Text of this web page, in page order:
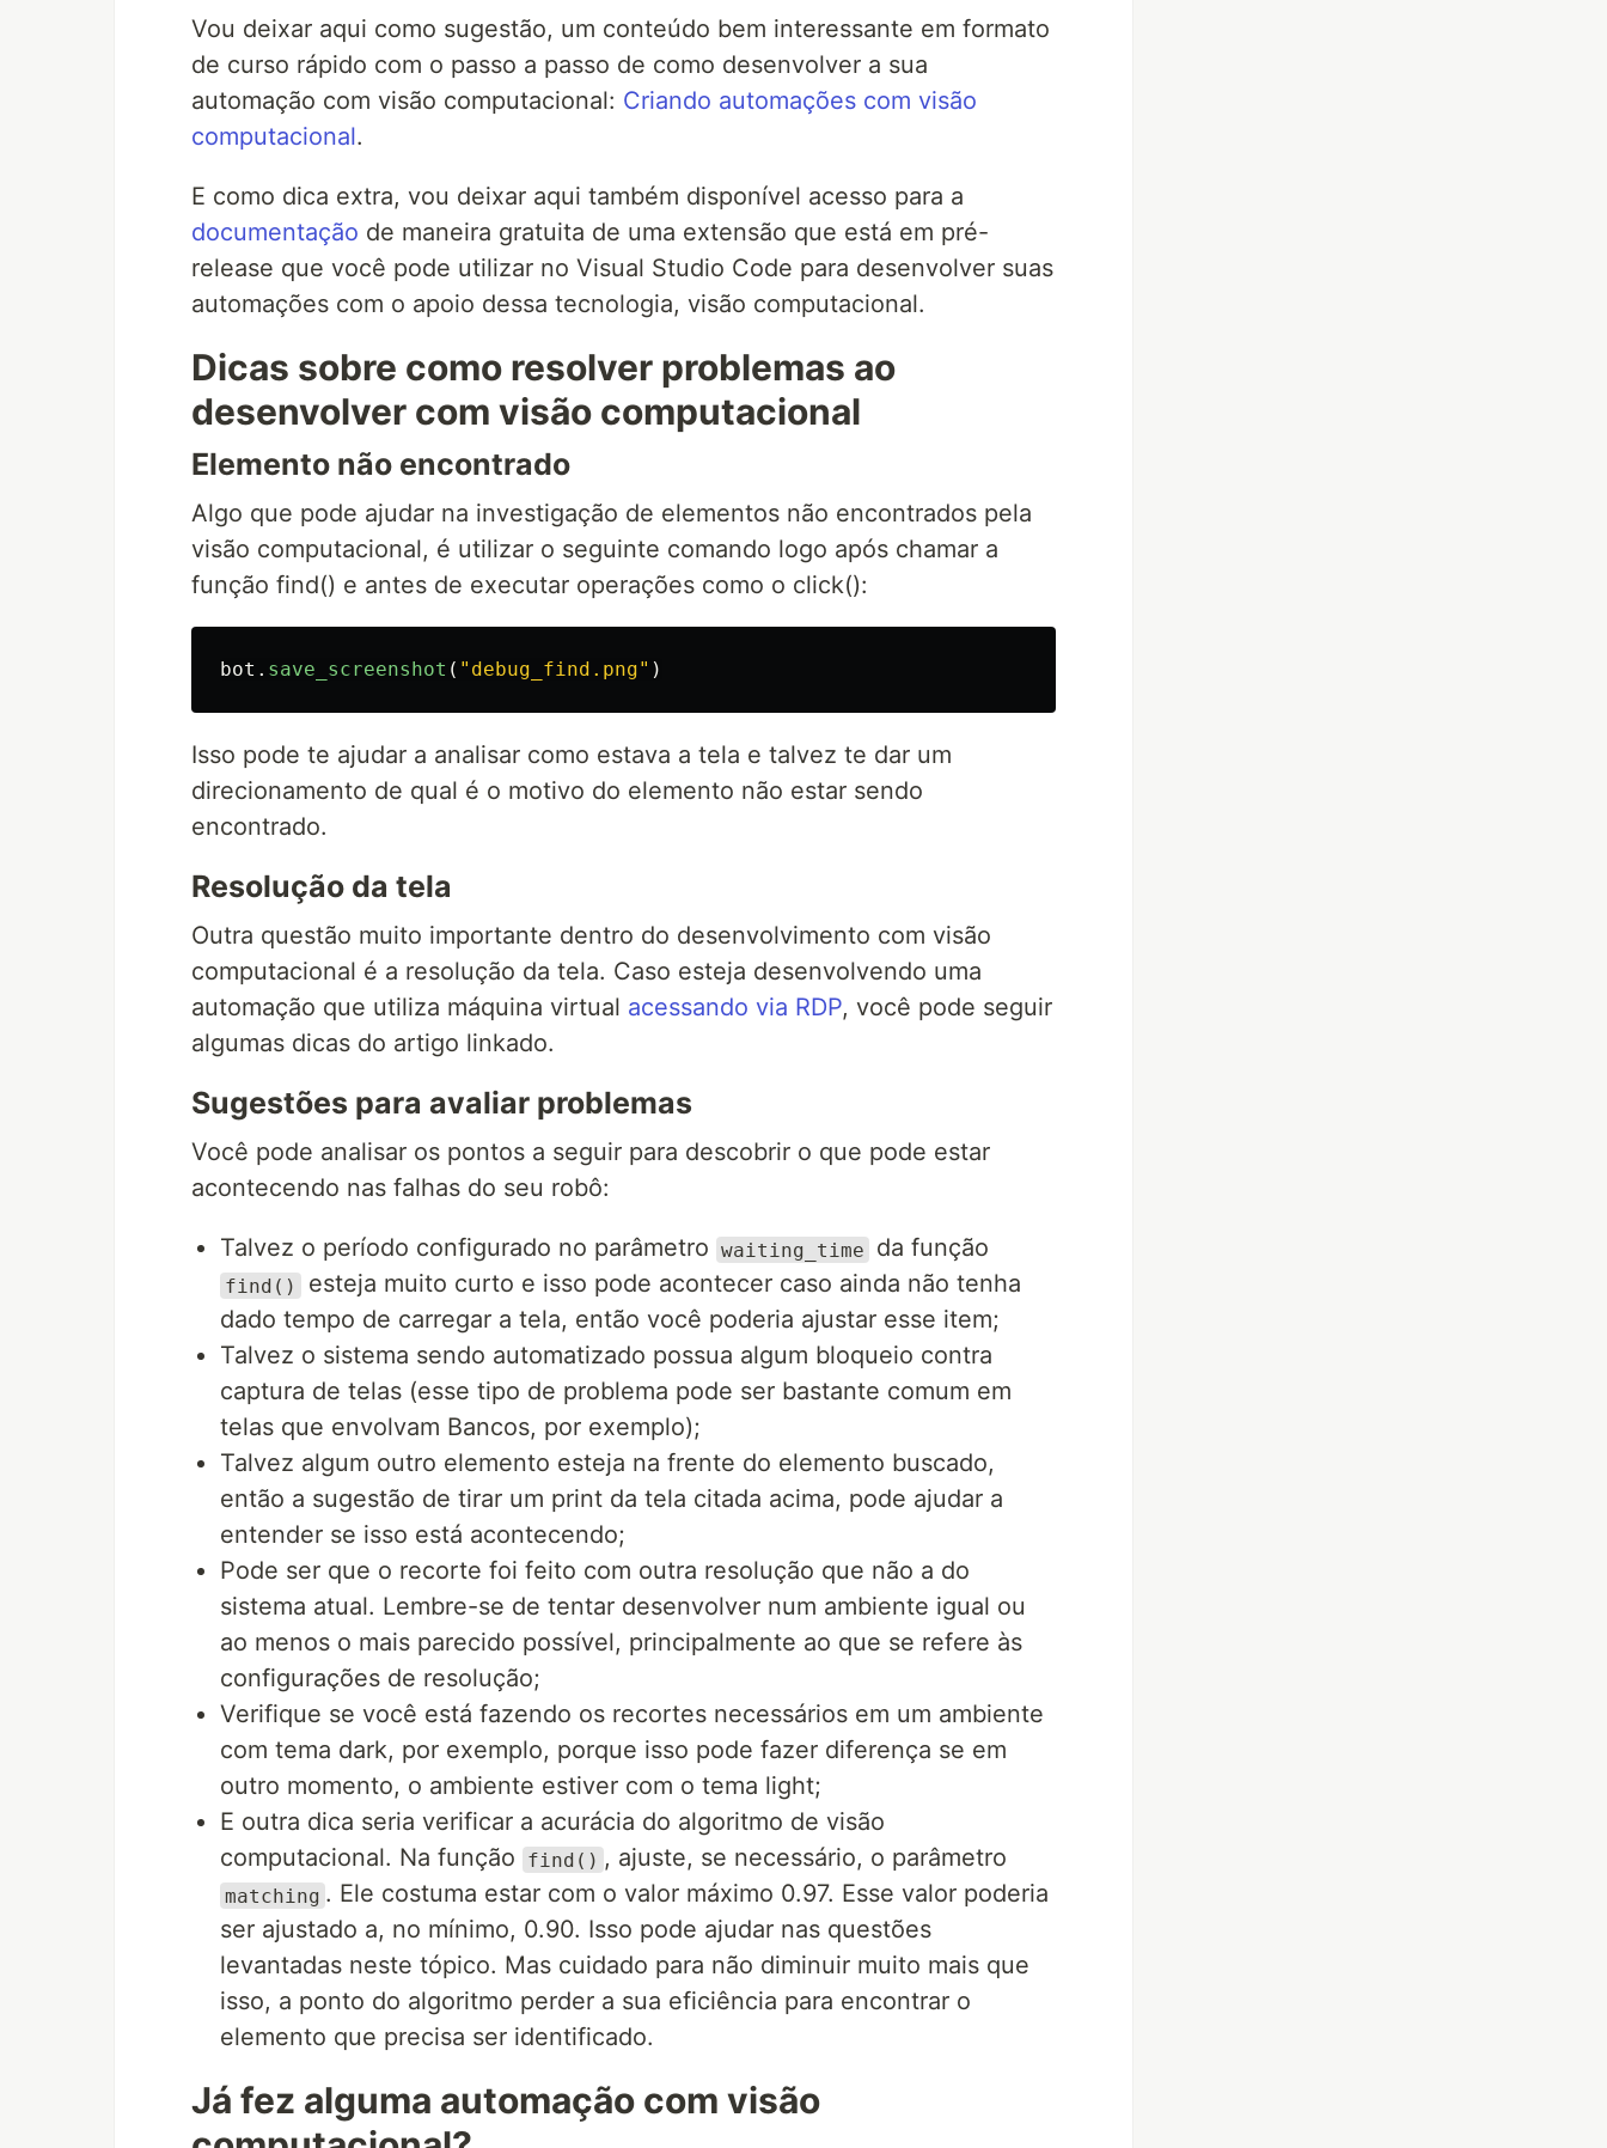
Vou deixar aqui como sugestão, um conteúdo bem interessante em formato
de curso rápido com o passo a passo de como desenvolver a sua
automação com visão computacional: Criando automações com visão
computacional.
E como dica extra, vou deixar aqui também disponível acesso para a
documentação de maneira gratuita de uma extensão que está em pré-
release que você pode utilizar no Visual Studio Code para desenvolver suas
automações com o apoio dessa tecnologia, visão computacional.
Dicas sobre como resolver problemas ao
desenvolver com visão computacional
Elemento não encontrado
Algo que pode ajudar na investigação de elementos não encontrados pela
visão computacional, é utilizar o seguinte comando logo após chamar a
função find() e antes de executar operações como o click():
bot . save_screenshot ( " debug_find.png" )
Isso pode te ajudar a analisar como estava a tela e talvez te dar um
direcionamento de qual é o motivo do elemento não estar sendo
encontrado.
Resolução da tela
Outra questão muito importante dentro do desenvolvimento com visão
computacional é a resolução da tela. Caso esteja desenvolvendo uma
automação que utiliza máquina virtual acessando via RDP, você pode seguir
algumas dicas do artigo linkado.
Sugestões para avaliar problemas
Você pode analisar os pontos a seguir para descobrir o que pode estar
acontecendo nas falhas do seu robô:
Talvez o período configurado no parâmetro waiting_time da função
find()
esteja muito curto e isso pode acontecer caso ainda não tenha
dado tempo de carregar a tela, então você poderia ajustar esse item;
Talvez o sistema sendo automatizado possua algum bloqueio contra
captura de telas (esse tipo de problema pode ser bastante comum em
telas que envolvam Bancos, por exemplo);
Talvez algum outro elemento esteja na frente do elemento buscado,
então a sugestão de tirar um print da tela citada acima, pode ajudar a
entender se isso está acontecendo;
Pode ser que o recorte foi feito com outra resolução que não a do
sistema atual. Lembre-se de tentar desenvolver num ambiente igual ou
ao menos o mais parecido possível, principalmente ao que se refere às
configurações de resolução;
Verifique se você está fazendo os recortes necessários em um ambiente
com tema dark, por exemplo, porque isso pode fazer diferença se em
outro momento, o ambiente estiver com o tema light;
E outra dica seria verificar a acurácia do algoritmo de visão
computacional. Na função
find() , ajuste, se necessário, o parâmetro
matching . Ele costuma estar com o valor máximo 0.97. Esse valor poderia
ser ajustado a, no mínimo, 0.90. Isso pode ajudar nas questões
levantadas neste tópico. Mas cuidado para não diminuir muito mais que
isso, a ponto do algoritmo perder a sua eficiência para encontrar o
elemento que precisa ser identificado.
Já fez alguma automação com visão